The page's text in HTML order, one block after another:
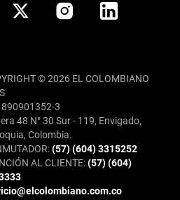
© 2026 EL COLOMBIANO
890901352-3
48 N° 30 Sur - 119, Envigado,
Colombia.
(57) (604) 3315252
AL CLIENTE:(57) (604)